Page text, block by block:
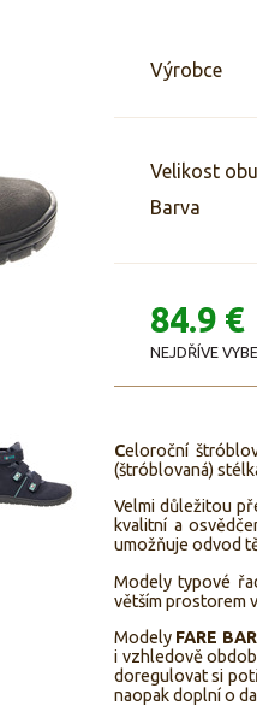
Výrobce
Velikost
Barva
84.9 €
NEJDŘÍVE
Celoroční
(štróblovaná)
Velmi důležitou
kvalitní a
umožňuje odvod
Modely typové
větším prostorem
Modely FARE
i vzhledově
doregulovat si
naopak doplní o